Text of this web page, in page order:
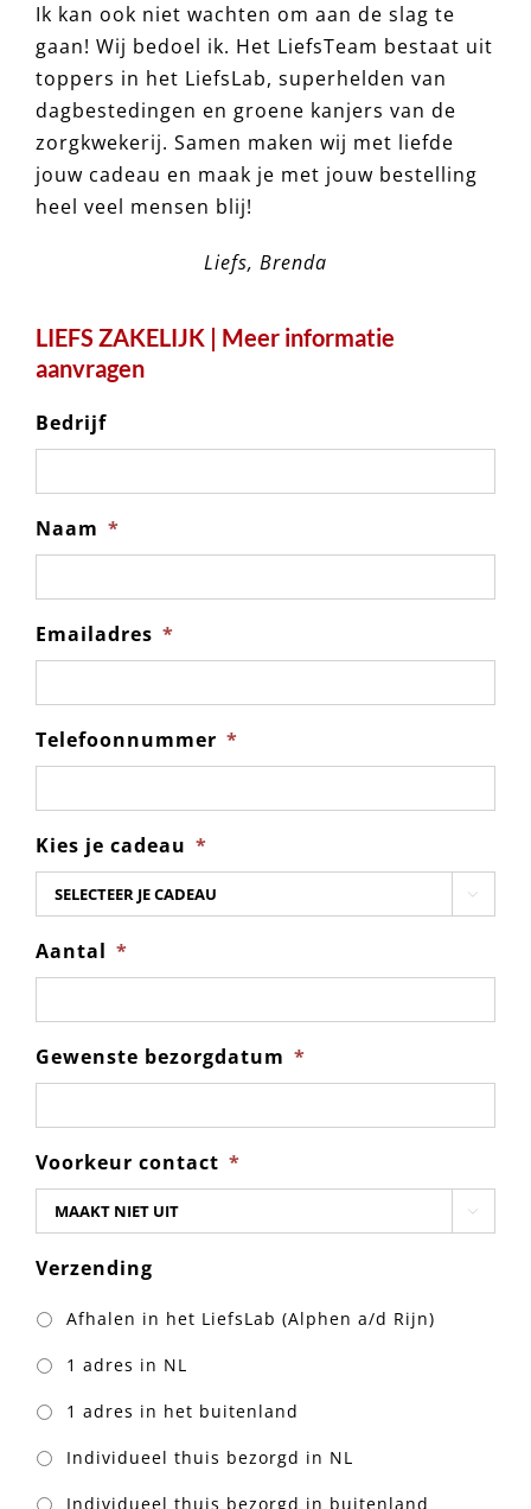
Ik kan ook niet wachten om aan de slag te
gaan! Wij bedoel ik. Het LiefsTeam bestaat uit
toppers in het LiefsLab, superhelden van
dagbestedingen en groene kanjers van de
zorgkwekerij. Samen maken wij met liefde
jouw cadeau en maak je met jouw bestelling
heel veel mensen blij!
Liefs, Brenda
LIEFS ZAKELIJK | Meer informatie
aanvragen
Bedrijf
Naam *
Emailadres *
Telefoonnummer *
Kies je cadeau *

Aantal *
Gewenste bezorgdatum *
Voorkeur contact *

Verzending
Afhalen in het LiefsLab (Alphen a/d Rijn)
1 adres in NL
1 adres in het buitenland
Individueel thuis bezorgd in NL
Individueel thuis bezorgd in buitenland